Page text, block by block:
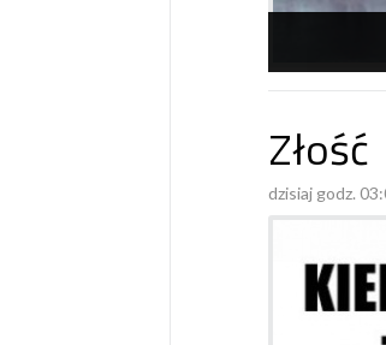
Złość
dzisiaj godz.